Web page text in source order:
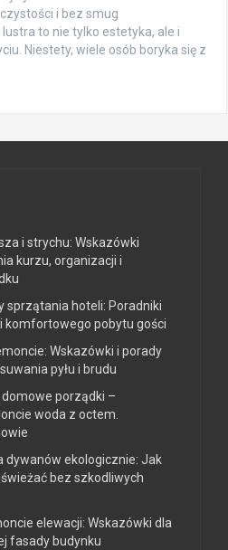
i bez smug
to nie tylko estetyka, ale i
Niestety, wiele osób boryka się z
i strychu: Wskazówki
kurzu, organizacji i
sprzątania hoteli: Poradniki
komfortowego pobytu gości
Wskazówki i porady
pyłu i brudu
porządki –
woda z octem.
dywanów ekologicznie: Jak
bez szkodliwych
elewacji: Wskazówki dla
fasady budynku